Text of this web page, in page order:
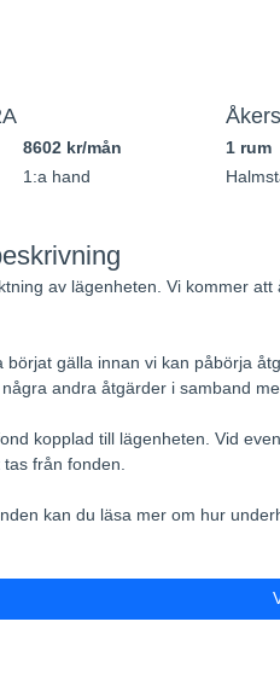
8602 kr/mån
1:a hand
1 rum
av lägenheten. Vi kommer att
börjat gälla innan vi kan påbörja
andra åtgärder i samband
kopplad till lägenheten. Vid
från fonden.
kan du läsa mer om hur